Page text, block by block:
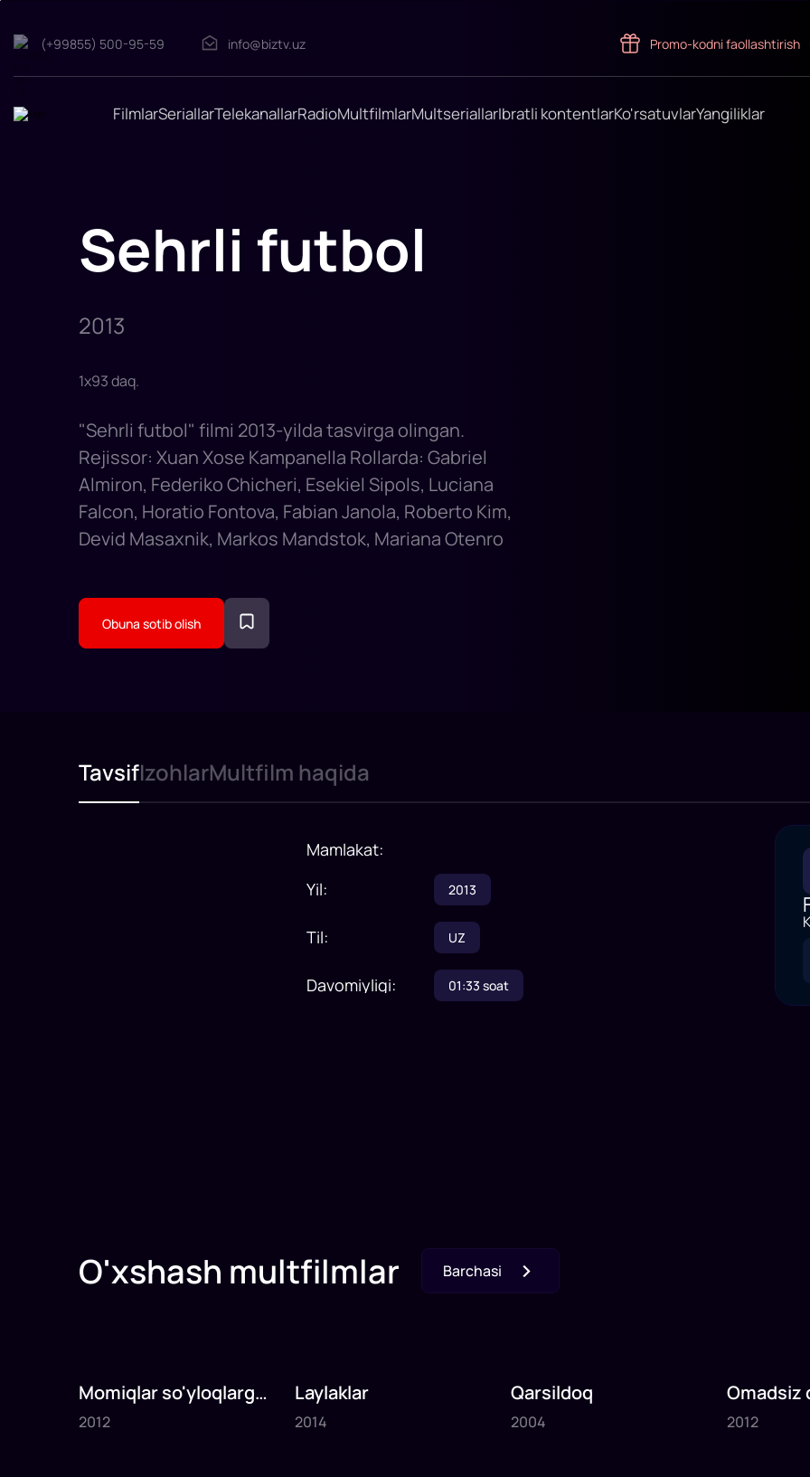
Sehrli
filmi
2013-
(+99855) 500-95-59 info@biztv.uz Promo-kodni faollashtirish
FilmlarSeriallarTelekanallarRadioMultfilmlarMultseriallarIbratli kontentlarKo'rsatuvlarYangiliklar
Sehrli futbol
2013
1x93daq.
"Sehrli futbol" filmi 2013-yilda tasvirga olingan.
Rejissor: Xuan Xose Kampanella Rollarda: Gabriel
Almiron, Federiko Chicheri, Esekiel Sipols, Luciana
Falcon, Horatio Fontova, Fabian Janola, Roberto Kim,
Devid Masaxnik, Markos Mandstok, Mariana Otenro
Obuna sotib olish
TavsifIzohlarMultfilm haqida
Mamlakat:
Yil: 2013
Til: UZ
Davomiyligi: 01:33 soat
O'xshash multfilmlar Barchasi
2012
1x69
Momiqlar so'yloqlarga
qarshi
2012
2014
1x85
Laylaklar
2014
2004
1x70
Qarsildoq
2004
2012
1x80
Omadsiz
2012